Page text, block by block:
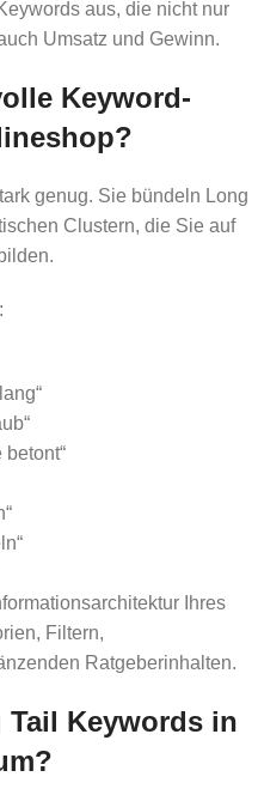
aus, die nicht nur
Umsatz und Gewinn.
Keyword-
genug. Sie bündeln Long
Clustern, die Sie auf
Ihres
Filtern,
Ratgeberinhalten.
Tail Keywords in